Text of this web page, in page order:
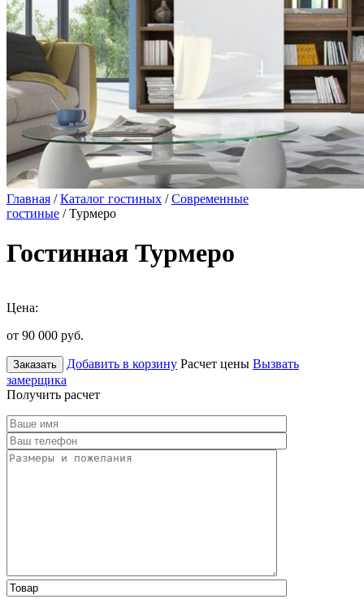
Главная /Каталог гостиных /Современные
гостиные / Турмеро
Гостинная Турмеро
Цена:
от 90 000 руб.
Заказать Добавить в корзину Расчет цены Вызвать
замерщика
Получить расчет